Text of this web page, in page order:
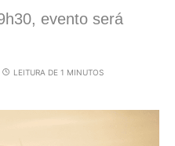
evento será
LEITURA DE 1 MINUTOS